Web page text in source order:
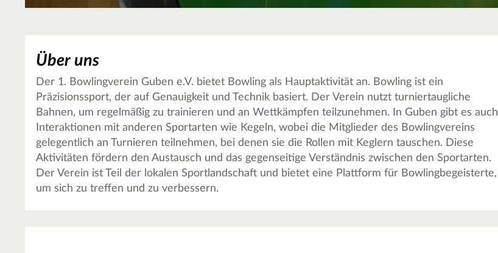
Über uns
Der 1. Bowlingverein Guben e.V. bietet Bowling als Hauptaktivität an. Bowling ist ein
Präzisionssport, der auf Genauigkeit und Technik basiert. Der Verein nutzt turniertaugliche
Bahnen, um regelmäßig zu trainieren und an Wettkämpfen teilzunehmen. In Guben gibt es auch
Interaktionen mit anderen Sportarten wie Kegeln, wobei die Mitglieder des Bowlingvereins
gelegentlich an Turnieren teilnehmen, bei denen sie die Rollen mit Keglern tauschen. Diese
Aktivitäten fördern den Austausch und das gegenseitige Verständnis zwischen den Sportarten.
Der Verein ist Teil der lokalen Sportlandschaft und bietet eine Plattform für Bowlingbegeisterte,
um sich zu treffen und zu verbessern.